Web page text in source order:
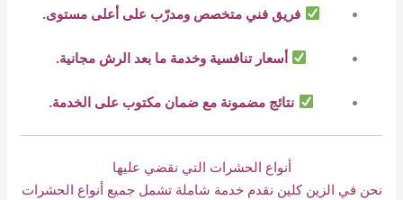
فريق فني متخصص ومدرّب على أعلى مستوى.
أسعار تنافسية وخدمة ما بعد الرش مجانية.
نتائج مضمونة مع ضمان مكتوب على الخدمة.
أنواع الحشرات التي نقضي عليها
نحن في الزين كلين نقدم خدمة شاملة تشمل جميع أنواع الحشرات